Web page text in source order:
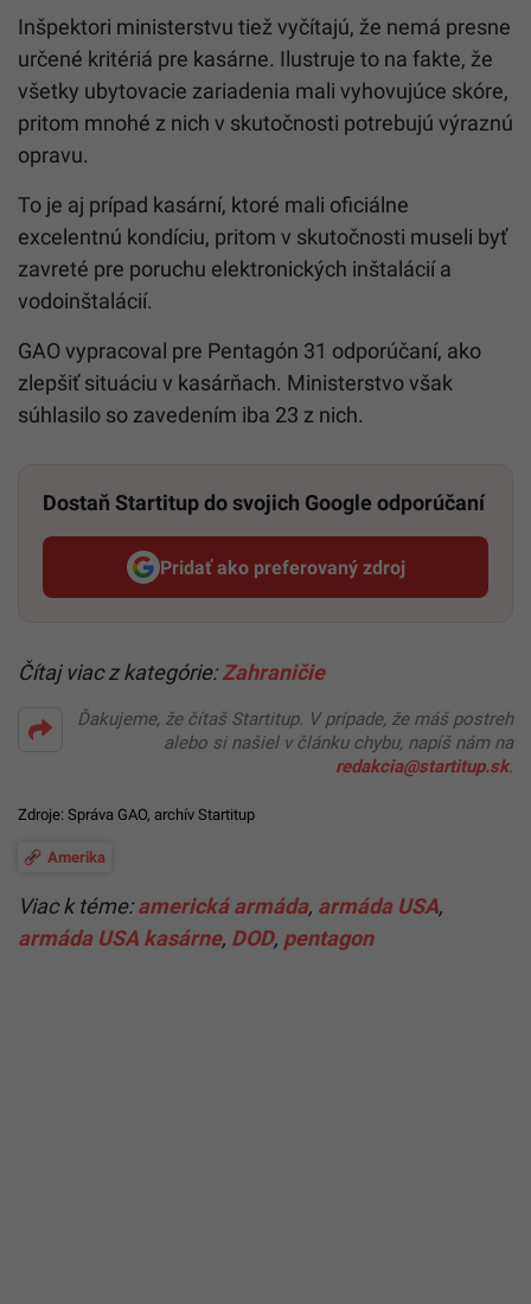
Inšpektori ministerstvu tiež vyčítajú, že nemá presne
určené kritériá pre kasárne. Ilustruje to na fakte, že
všetky ubytovacie zariadenia mali vyhovujúce skóre,
pritom mnohé z nich v skutočnosti potrebujú výraznú
opravu.
To je aj prípad kasární, ktoré mali oficiálne
excelentnú kondíciu, pritom v skutočnosti museli byť
zavreté pre poruchu elektronických inštalácií a
vodoinštalácií.
GAO vypracoval pre Pentagón 31 odporúčaní, ako
zlepšiť situáciu v kasárňach. Ministerstvo však
súhlasilo so zavedením iba 23 z nich.
Dostaň Startitup do svojich Google odporúčaní
Pridať ako preferovaný zdroj
Startitup, odkaz sa otvorí v
Čítaj viac z kategórie:Zahraničie
Ďakujeme, že čítaš Startitup. V prípade, že máš postreh
alebo si našiel v článku chybu, napíš nám na
redakcia@startitup.sk.
Zdroje: Správa GAO, archív Startitup
Amerika
Viac k téme:americká armáda, armáda USA,
armáda USA kasárne, DOD, pentagon